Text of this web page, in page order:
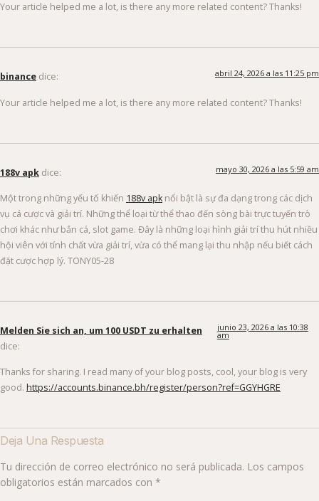
Your article helped me a lot, is there any more related content? Thanks!
binance dice: abril 24, 2026 a las 11:25 pm
Your article helped me a lot, is there any more related content? Thanks!
188v apk dice: mayo 30, 2026 a las 5:59 am
Một trong những yếu tố khiến 188v apk nổi bật là sự đa dạng trong các dịch
vụ cá cược và giải trí. Những thể loại từ thể thao đến sòng bài trực tuyến trò
chơi khác như bắn cá, slot game. Đây là những loại hình giải trí thu hút nhiều
hội viên với tính chất vừa giải trí, vừa có thể mang lại thu nhập nếu biết cách
đặt cược hợp lý. TONY05-28
Melden Sie sich an, um 100 USDT zu erhalten
dice:
junio 23, 2026 a las 10:38
am
Thanks for sharing. I read many of your blog posts, cool, your blog is very
good. https://accounts.binance.bh/register/person?ref=GGYHGRE
Deja Una Respuesta
Tu dirección de correo electrónico no será publicada. Los campos
obligatorios están marcados con *